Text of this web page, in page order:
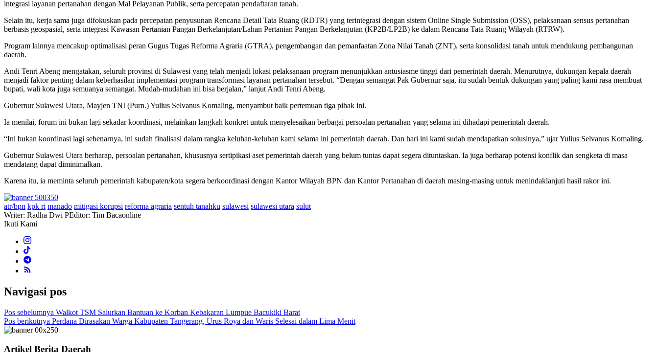
integrasi layanan pertanahan dengan Mal Pelayanan Publik, serta percepatan pendaftaran tanah.
Selain itu, kerja sama juga difokuskan pada percepatan penyusunan Rencana Detail Tata Ruang (RDTR) yang terintegrasi dengan sistem Online Single Submission (OSS), pelaksanaan sensus pertanahan
berbasis geospasial, serta integrasi Kawasan Pertanian Pangan Berkelanjutan/Lahan Pertanian Pangan Berkelanjutan (KP2B/LP2B) ke dalam Rencana Tata Ruang Wilayah (RTRW).
Program lainnya mencakup optimalisasi peran Gugus Tugas Reforma Agraria (GTRA), pengembangan dan pemanfaatan Zona Nilai Tanah (ZNT), serta konsolidasi tanah untuk mendukung pembangunan
daerah.
Andi Tenri Abeng mengatakan, seluruh provinsi di Sulawesi yang telah menjadi lokasi pelaksanaan program menunjukkan antusiasme tinggi dari pemerintah daerah. Menurutnya, dukungan kepala daerah
menjadi faktor penting dalam keberhasilan implementasi program transformasi layanan pertanahan tersebut. “Dengan semangat Pak Gubernur saja, itu sudah bentuk dukungan yang paling kami rasa membuat
bupati, wali kota juga semuanya semangat. Mudah-mudahan ini bisa berjalan,” lanjut Andi Tenri Abeng.
Gubernur Sulawesi Utara, Mayjen TNI (Purn.) Yulius Selvanus Komaling, menyambut baik pertemuan tiga pihak ini.
Ia menilai, forum ini bukan lagi sekadar koordinasi, melainkan langkah konkret untuk menyelesaikan berbagai persoalan pertanahan yang selama ini dihadapi pemerintah daerah.
“Ini bukan koordinasi lagi sebenarnya, ini sudah finalisasi dalam rangka keluhan-keluhan kami selama ini pemerintah daerah. Dan hari ini kami sudah mendapatkan solusinya,” ujar Yulius Selvanus Komaling.
Gubernur Sulawesi Utara berharap, persoalan pertanahan, khususnya sertipikasi aset pemerintah daerah yang belum tuntas dapat segera dituntaskan. Ia juga berharap potensi konflik dan sengketa di masa
mendatang dapat diminimalkan.
Karena itu, ia meminta seluruh pemerintah kabupaten/kota segera berkoordinasi dengan Kantor Wilayah BPN dan Kantor Pertanahan di daerah masing-masing untuk menindaklanjuti hasil rakor ini.
atr/bpn kpk ri manado mitigasi korupsi reforma agraria sentuh tanahku sulawesi sulawesi utara sulut
Writer: Radha Dwi PEditor: Tim Bacaonline
Ikuti Kami
Navigasi pos
Pos sebelumnya Walkot TSM Salurkan Bantuan ke Korban Kebakaran Lumpue Bacukiki Barat
Pos berikutnya Perdana Dirasakan Warga Kabupaten Tangerang, Urus Roya dan Waris Selesai dalam Lima Menit
Artikel Berita Daerah